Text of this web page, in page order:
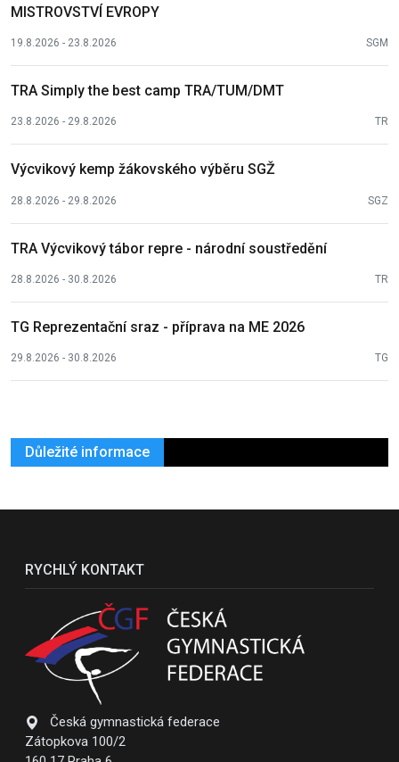
MISTROVSTVÍ EVROPY
19.8.2026 - 23.8.2026 SGM
TRA Simply the best camp TRA/TUM/DMT
23.8.2026 - 29.8.2026 TR
Výcvikový kemp žákovského výběru SGŽ
28.8.2026 - 29.8.2026 SGZ
TRA Výcvikový tábor repre - národní soustředění
28.8.2026 - 30.8.2026 TR
TG Reprezentační sraz - příprava na ME 2026
29.8.2026 - 30.8.2026 TG
Důležité informace
RYCHLÝ KONTAKT
Česká gymnastická federace
Zátopkova 100/2